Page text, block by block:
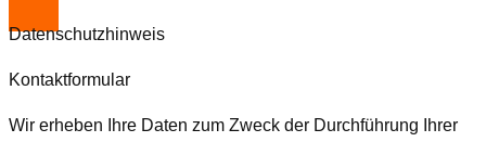
Datenschutzhinweis
Kontaktformular
Wir erheben Ihre Daten zum Zweck der Durchführung Ihrer